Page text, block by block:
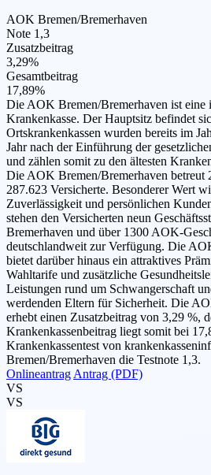
AOK Bremen/Bremerhaven
Note 1,3
Zusatzbeitrag
3,29%
Gesamtbeitrag
17,89%
Die AOK Bremen/Bremerhaven ist eine
Krankenkasse. Der Hauptsitz befindet
Ortskrankenkassen wurden bereits im
Jahr nach der Einführung der
und zählen somit zu den ältesten
Die AOK Bremen/Bremerhaven betreut
287.623 Versicherte. Besonderer Wert
Zuverlässigkeit und persönlichen
stehen den Versicherten neun
Bremerhaven und über 1300 AOK-
deutschlandweit zur Verfügung. Die
bietet darüber hinaus ein attraktives
Wahltarife und zusätzliche
Leistungen rund um Schwangerschaft
werdenden Eltern für Sicherheit. Die
erhebt einen Zusatzbeitrag von 3,29 %,
Krankenkassenbeitrag liegt somit bei
Krankenkassentest von
Bremen/Bremerhaven die Testnote 1,3.
Onlineantrag Antrag (PDF)
VS
VS